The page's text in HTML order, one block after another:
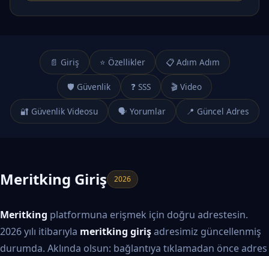
📄 Giriş ⭐ Özellikler 📋 Adım Adım
🛡️ Güvenlik ❓ SSS 🎬 Video
🔐 Güvenlik Videosu 🗣️ Yorumlar 📍 Güncel Adres
Meritking Giriş 2026
Meritking platformuna erişmek için doğru adrestesin.
2026 yılı itibarıyla meritking girişadresimiz güncellenmiş
durumda. Aklında olsun: bağlantıya tıklamadan önce adres